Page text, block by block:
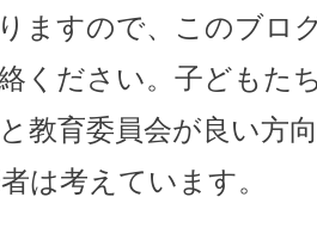
ますので、このブロ
ください。子どもた
教育委員会が良い方
は考えています。